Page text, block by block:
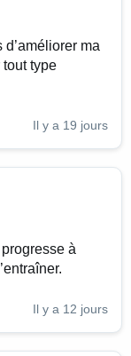
d’améliorer ma
type
Il y a 19 jours
à
Il y a 12 jours